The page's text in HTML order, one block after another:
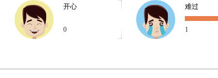
开心
0
难过
1